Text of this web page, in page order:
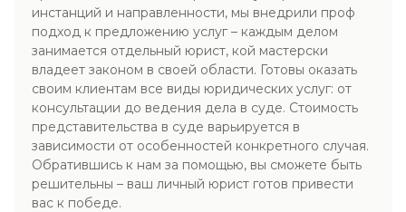
инстанций и направленности, мы внедрили проф
подход к предложению услуг – каждым делом
занимается отдельный юрист, кой мастерски
владеет законом в своей области. Готовы оказать
своим клиентам все виды юридических услуг: от
консультации до ведения дела в суде. Стоимость
представительства в суде варьируется в
зависимости от особенностей конкретного случая.
Обратившись к нам за помощью, вы сможете быть
решительны – ваш личный юрист готов привести
вас к победе.